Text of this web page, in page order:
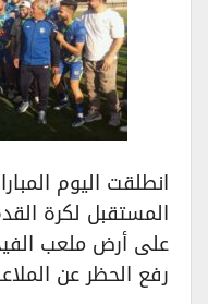
انطلقت اليوم
المستقبل لكرة
على أرض ملعب
رفع الحظر عن